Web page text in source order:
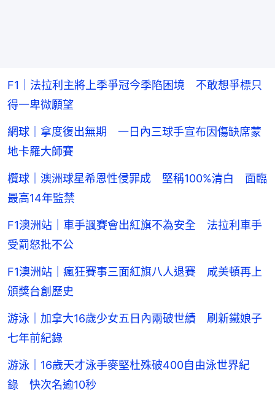
F1｜法拉利主將上季爭冠今季陷困境 不敢想爭標只
得一卑微願望
網球｜拿度復出無期 一日內三球手宣布因傷缺席蒙
地卡羅大師賽
欖球｜澳洲球星希恩性侵罪成 堅稱100%清白 面臨
最高14年監禁
F1澳洲站｜車手諷賽會出紅旗不為安全 法拉利車手
受罰怒批不公
F1澳洲站｜瘋狂賽事三面紅旗八人退賽 咸美頓再上
頒獎台創歷史
游泳｜加拿大16歲少女五日內兩破世績 刷新鐵娘子
七年前紀錄
游泳｜16歲天才泳手麥堅杜殊破400自由泳世界紀
錄 快次名逾10秒